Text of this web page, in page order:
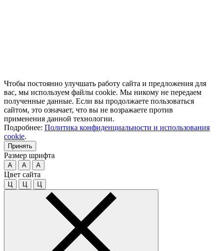
Чтобы постоянно улучшать работу сайта и предложения для
вас, мы используем файлы cookie. Мы никому не передаем
полученные данные. Если вы продолжаете пользоваться
сайтом, это означает, что вы не возражаете против
применения данной технологии.
Подробнее: Политика конфиденциальности и использования
cookie.
Принять
Размер шрифта
A A A
Цвет сайта
Ц Ц Ц